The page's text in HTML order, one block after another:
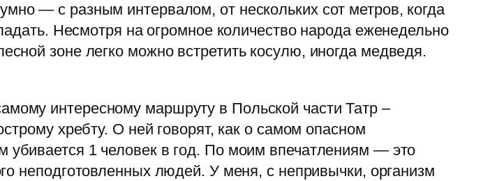
— с разным интервалом, от нескольких сот метров, когда
Несмотря на огромное количество народа еженедельно
зоне легко можно встретить косулю, иногда медведя.
интересному маршруту в Польской части Татр –
хребту. О ней говорят, как о самом опасном
1 человек в год. По моим впечатлениям — это
неподготовленных людей. У меня, с непривычки, организм